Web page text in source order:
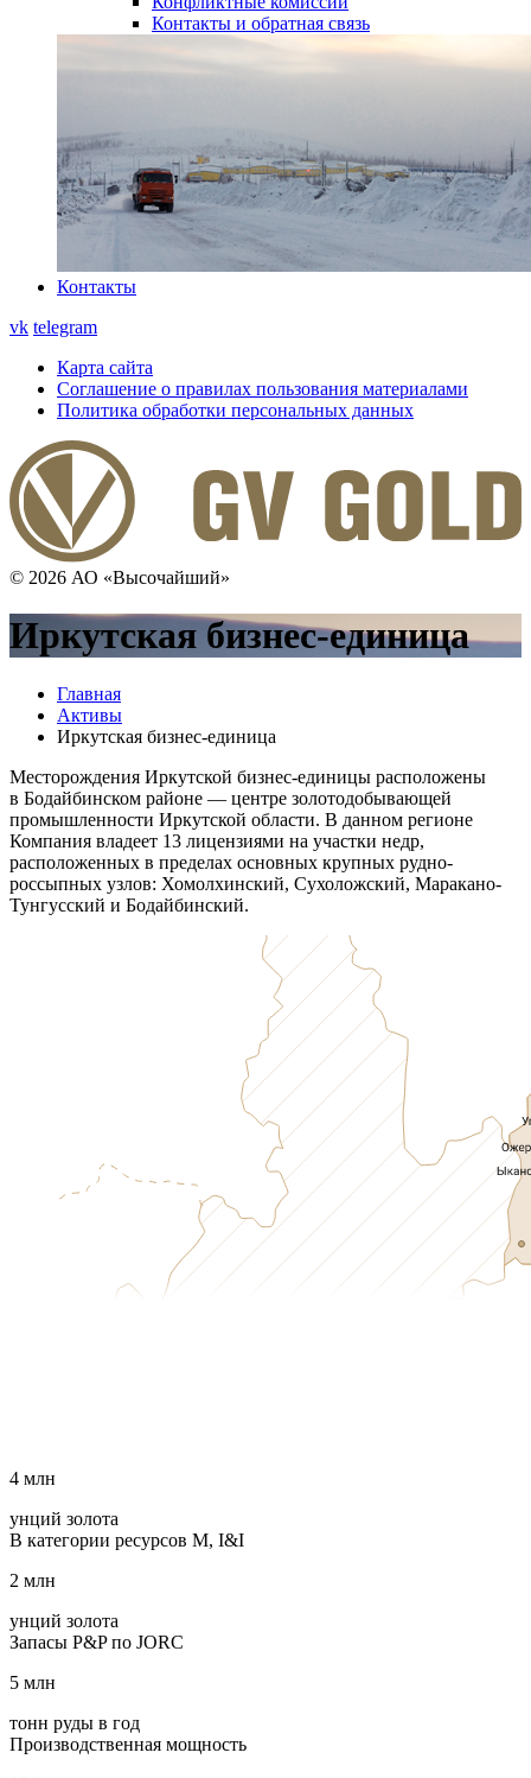
Контакты и обратная связь
Контакты
vk telegram
Карта сайта
Соглашение о правилах пользования материалами
Политика обработки персональных данных
© 2026 АО «Высочайший»
Иркутская бизнес-единица
Главная
Активы
Иркутская бизнес-единица
Месторождения Иркутской бизнес-единицы расположены
в Бодайбинском районе — центре золотодобывающей
промышленности Иркутской области. В данном регионе
Компания владеет 13 лицензиями на участки недр,
расположенных в пределах основных крупных рудно-
россыпных узлов: Хомолхинский, Сухоложский, Маракано-
Тунгусский и Бодайбинский.
4 млн
унций золота
В категории ресурсов M, I&I
2 млн
унций золота
Запасы P&P по JORC
5 млн
тонн руды в год
Производственная мощность